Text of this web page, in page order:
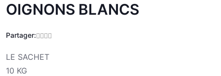
OIGNONS BLANCS
Partager:
LE SACHET
10 KG